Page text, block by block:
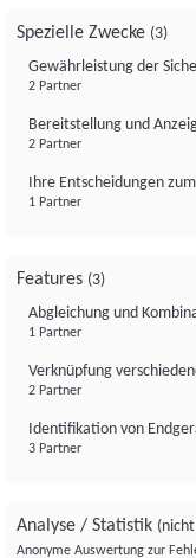
Spezielle Zwecke (3)
Gewährleistung der
2 Partner
Bereitstellung und
2 Partner
Ihre Entscheidungen
1 Partner
Features (3)
Abgleichung und
1 Partner
Verknüpfung
2 Partner
Identifikation von
3 Partner
Analyse / Statistik
Anonyme Auswertung zur